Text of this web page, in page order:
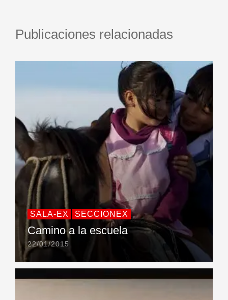
Publicaciones relacionadas
SALA-EX SECCIONEX
Camino a la escuela
22/01/2015